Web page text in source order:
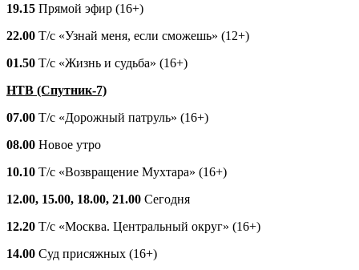
19.15 Прямой эфир (16+)
22.00 Т/с «Узнай меня, если сможешь» (12+)
01.50 Т/с «Жизнь и судьба» (16+)
НТВ (Спутник-7)
07.00 Т/с «Дорожный патруль» (16+)
08.00 Новое утро
10.10 Т/с «Возвращение Мухтара» (16+)
12.00, 15.00, 18.00, 21.00 Сегодня
12.20 Т/с «Москва. Центральный округ» (16+)
14.00 Суд присяжных (16+)